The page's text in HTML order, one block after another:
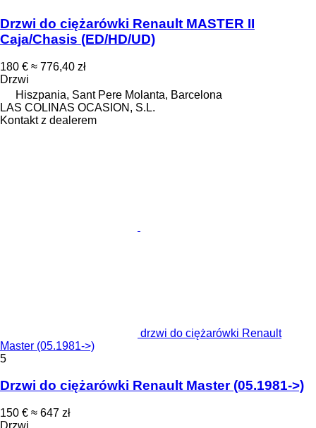
Drzwi do ciężarówki Renault MASTER II
Caja/Chasis (ED/HD/UD)
180 € ≈ 776,40 zł
Drzwi
Hiszpania, Sant Pere Molanta, Barcelona
LAS COLINAS OCASION, S.L.
Kontakt z dealerem
drzwi do ciężarówki Renault
Master (05.1981->)
5
Drzwi do ciężarówki Renault Master (05.1981->)
150 € ≈ 647 zł
Drzwi